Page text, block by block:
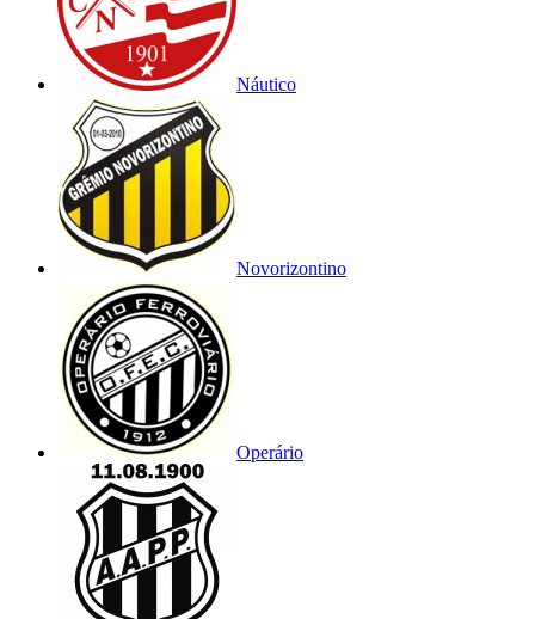
Náutico
Novorizontino
Operário